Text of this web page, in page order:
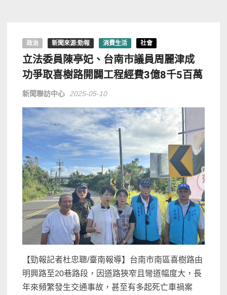
政治 新聞來源:勁報 消費生活 社會
立法委員陳亭妃、台南市議員周麗津成
功爭取喜樹路開闢工程經費3億8千5百萬
新聞聯訪中心 2025-05-10
【勁報記者杜忠聰/臺南報導】台南市南區喜樹路由
明興路至20巷路段，因道路狹窄且彎道幅度大，長
年來頻繁發生交通事故，甚至有多起死亡車禍案